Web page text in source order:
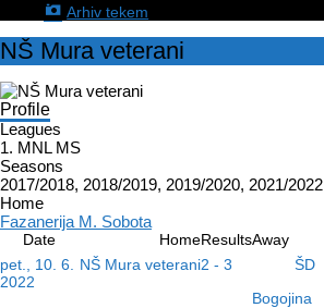
Arhiv tekem
NŠ Mura veterani
Profile
Leagues
1. MNL MS
Seasons
2017/2018, 2018/2019, 2019/2020, 2021/2022
Home
Fazanerija M. Sobota
Date HomeResultsAway
pet., 10. 6.
2022
NŠ Mura veterani2 - 3
ŠD
Bogojina